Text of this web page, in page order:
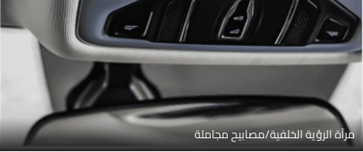
مرآة الرؤية الخلفية/مصابيح مجاملة